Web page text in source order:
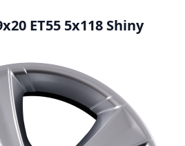
ET55 5x118 Shiny